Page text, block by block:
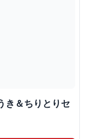
き＆ちりとりセ